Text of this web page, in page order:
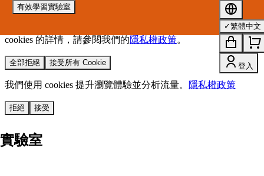
我們使用 cookies 來提升您的瀏覽體驗並分析網站流量。您的
欲了解更多有關我們使用
cookies 的詳情，請參閱我們的隱私權政策。
全部拒絕 接受所有 Cookie
我們使用 cookies 提升瀏覽體驗並分析流量。 隱私權政策
拒絕 接受
有效學習實驗室
✓繁體中文
登入
驗室